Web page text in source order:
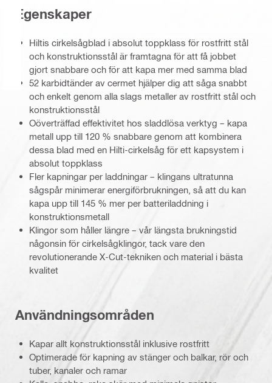
Egenskaper
Hiltis cirkelsågblad i absolut toppklass för rostfritt stål
och konstruktionsstål är framtagna för att få jobbet
gjort snabbare och för att kapa mer med samma blad
52 karbidtänder av cermet hjälper dig att såga snabbt
och enkelt genom alla slags metaller av rostfritt stål och
konstruktionsstål
Oöverträffad effektivitet hos sladdlösa verktyg – kapa
metall upp till 120 % snabbare genom att kombinera
dessa blad med en Hilti-cirkelsåg för ett kapsystem i
absolut toppklass
Fler kapningar per laddningar – klingans ultratunna
sågspår minimerar energiförbrukningen, så att du kan
kapa upp till 145 % mer per batteriladdning i
konstruktionsmetall
Klingor som håller längre – vår längsta brukningstid
någonsin för cirkelsågklingor, tack vare den
revolutionerande X-Cut-tekniken och material i bästa
kvalitet
Användningsområden
Kapar allt konstruktionsstål inklusive rostfritt
Optimerade för kapning av stänger och balkar, rör och
tuber, kanaler och ramar